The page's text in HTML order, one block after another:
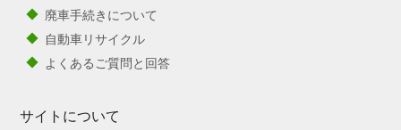
廃車手続きについて
自動車リサイクル
よくあるご質問と回答
サイトについて